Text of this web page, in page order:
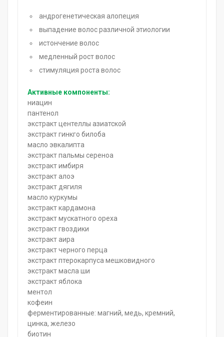
андрогенетическая алопеция
выпадение волос различной этиологии
истончение волос
медленный рост волос
стимуляция роста волос
Активные компоненты:
ниацин
пантенол
экстракт центеллы азиатской
экстракт гинкго билоба
масло эвкалипта
экстракт пальмы сереноа
экстракт имбиря
экстракт алоэ
экстракт дягиля
масло куркумы
экстракт кардамона
экстракт мускатного ореха
экстракт гвоздики
экстракт аира
экстракт черного перца
экстракт птерокарпуса мешковидного
экстракт масла ши
экстракт яблока
ментол
кофеин
ферментированные: магний, медь, кремний,
цинка, железо
биотин